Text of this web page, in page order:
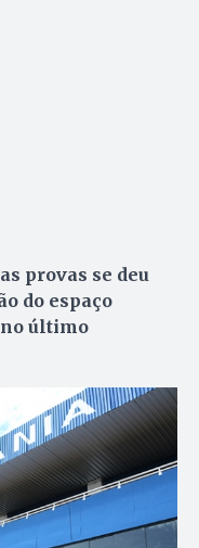
provas se deu
do espaço
último